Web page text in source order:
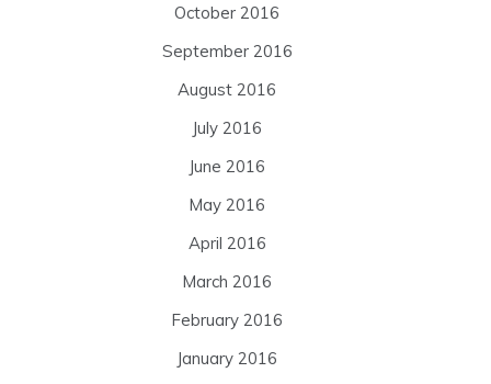
October 2016
September 2016
August 2016
July 2016
June 2016
May 2016
April 2016
March 2016
February 2016
January 2016